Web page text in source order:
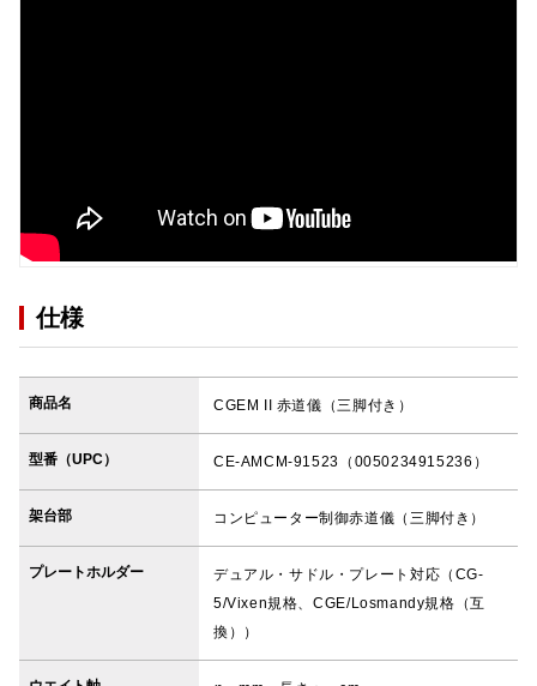
仕様
商品名 CGEM II 赤道儀（三脚付き）
型番（UPC） CE-AMCM-91523（0050234915236）
架台部 コンピューター制御赤道儀（三脚付き）
プレートホルダー
デュアル・サドル・プレート対応（CG-
5/Vixen規格、CGE/Losmandy規格（互
換））